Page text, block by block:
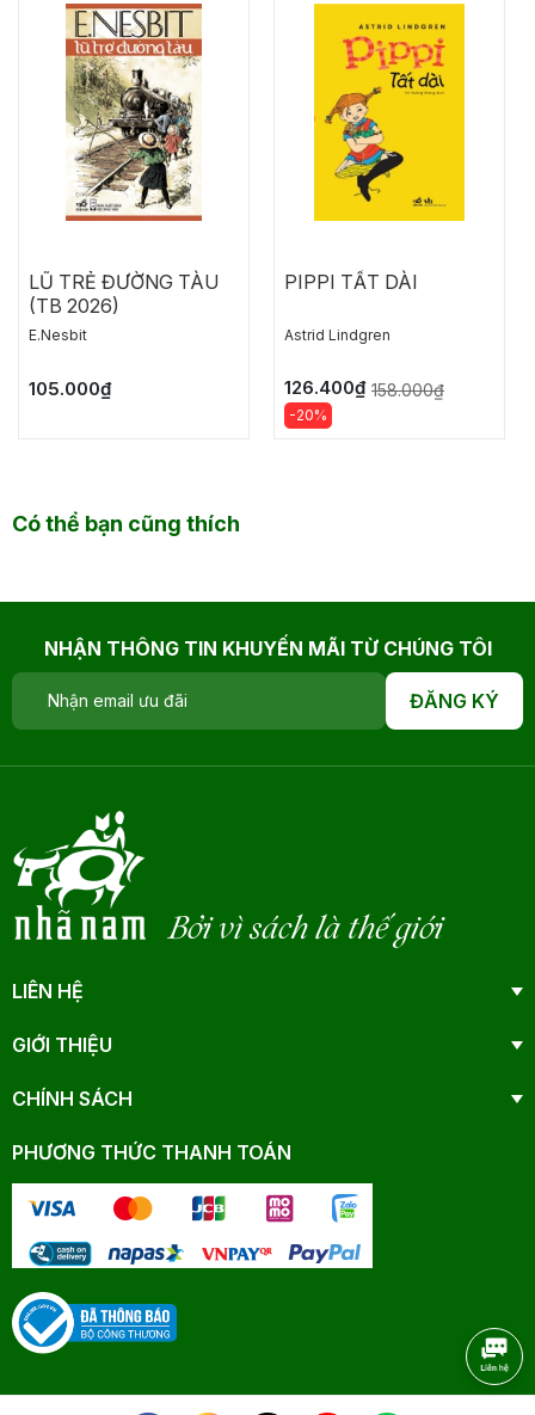
LŨ TRẺ ĐƯỜNG TÀU
(TB 2026)
E.Nesbit
105.000₫
PIPPI TẤT DÀI
Astrid Lindgren
126.400₫ 158.000₫
-20%
Có thể bạn cũng thích
NHẬN THÔNG TIN KHUYẾN MÃI TỪ CHÚNG TÔI
ĐĂNG KÝ
Bởi vì sách là thế giới
LIÊN HỆ
GIỚI THIỆU
CHÍNH SÁCH
PHƯƠNG THỨC THANH TOÁN